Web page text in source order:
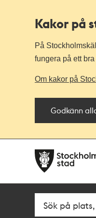
Kakor på
På
fungera på ett
Om kakor på
Godkänn
navigationen
huvudinnehållet
Fritextsök